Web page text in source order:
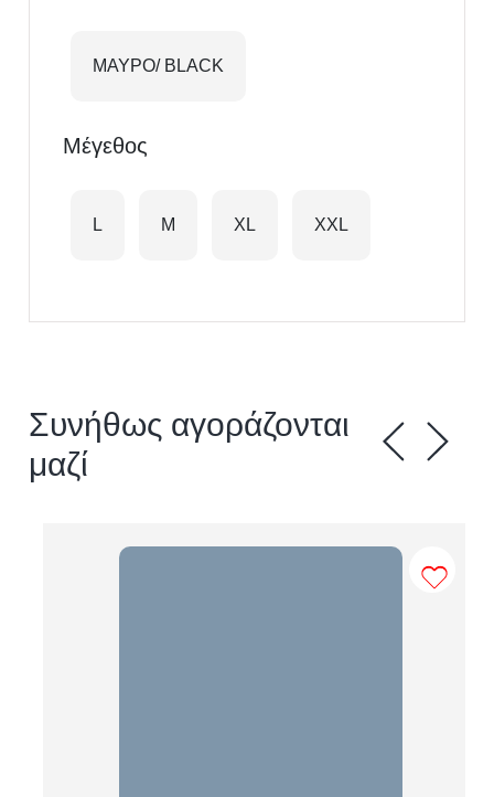
ΜΑΥΡΟ/ BLACK
Μέγεθος
L M XL XXL
Συνήθως αγοράζονται
μαζί